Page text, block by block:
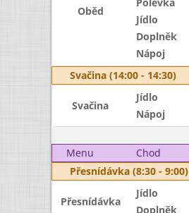
Oběd
Jídlo
Doplněk
Nápoj
Svačina (14:00 - 14:30)
Svačina
Jídlo
Nápoj
Menu
Chod
Přesnídávka (8:30 - 9:00)
Přesnídávka
Jídlo
Doplněk